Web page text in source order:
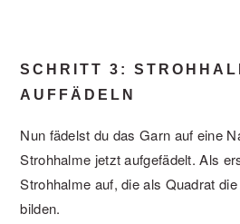
SCHRITT 3:
AUFFÄDELN
Nun fädelst du das Garn auf eine
Strohhalme jetzt aufgefädelt. Als
Strohhalme auf, die als Quadrat
bilden.